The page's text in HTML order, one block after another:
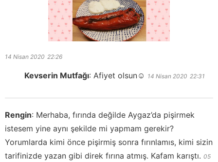
14 Nisan 2020 22:26
Kevserin Mutfağı: Afiyet olsun☺️ 14 Nisan 2020 22:31
Rengin: Merhaba, fırında değilde Aygaz’da pişirmek
istesem yine aynı şekilde mi yapmam gerekir?
Yorumlarda kimi önce pişirmiş sonra fırınlamıs, kimi sizin
tarifinizde yazan gibi direk fırına atmış. Kafam karıştı. 05